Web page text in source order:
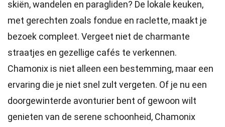
skiën, wandelen en paragliden? De lokale keuken,
met gerechten zoals fondue en raclette, maakt je
bezoek compleet. Vergeet niet de charmante
straatjes en gezellige cafés te verkennen.
Chamonix is niet alleen een bestemming, maar een
ervaring die je niet snel zult vergeten. Of je nu een
doorgewinterde avonturier bent of gewoon wilt
genieten van de serene schoonheid, Chamonix